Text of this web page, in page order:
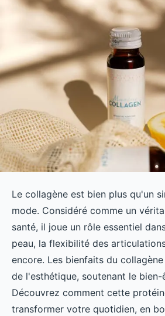
Le collagène est bien plus qu'un
mode. Considéré comme un
santé, il joue un rôle essentiel
peau, la flexibilité des
encore. Les bienfaits du
de l'esthétique, soutenant le bien-
Découvrez comment cette
transformer votre quotidien, en